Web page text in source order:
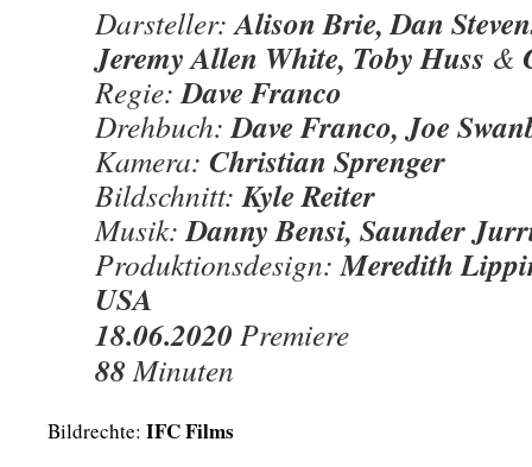
Darsteller:Alison Brie, Dan
Jeremy Allen White, Toby Huss &
Regie:Dave Franco
Drehbuch:Dave Franco, Joe
Kamera: Christian Sprenger
Bildschnitt:Kyle Reiter
Musik:Danny Bensi, Saunder
Produktionsdesign:Meredith
USA
18.06.2020 Premiere
88Minuten
Bildrechte: IFC Films